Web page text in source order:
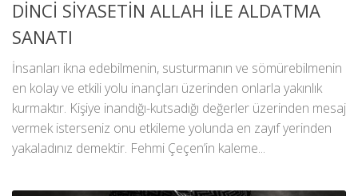
DİNCİ SİYASETİN ALLAH İLE ALDATMA
SANATI
İnsanları ikna edebilmenin, susturmanın ve sömürebilmenin
en kolay ve etkili yolu inançları üzerinden onlarla yakınlık
kurmaktır. Kişiye inandığı-kutsadığı değerler üzerinden mesaj
vermek isterseniz onu etkileme yolunda en zayıf yerinden
yakaladınız demektir. Fehmi Çeçen’in kaleme...